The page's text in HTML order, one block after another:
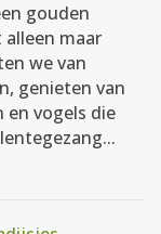
gouden
maar
we van
genieten van
en vogels die